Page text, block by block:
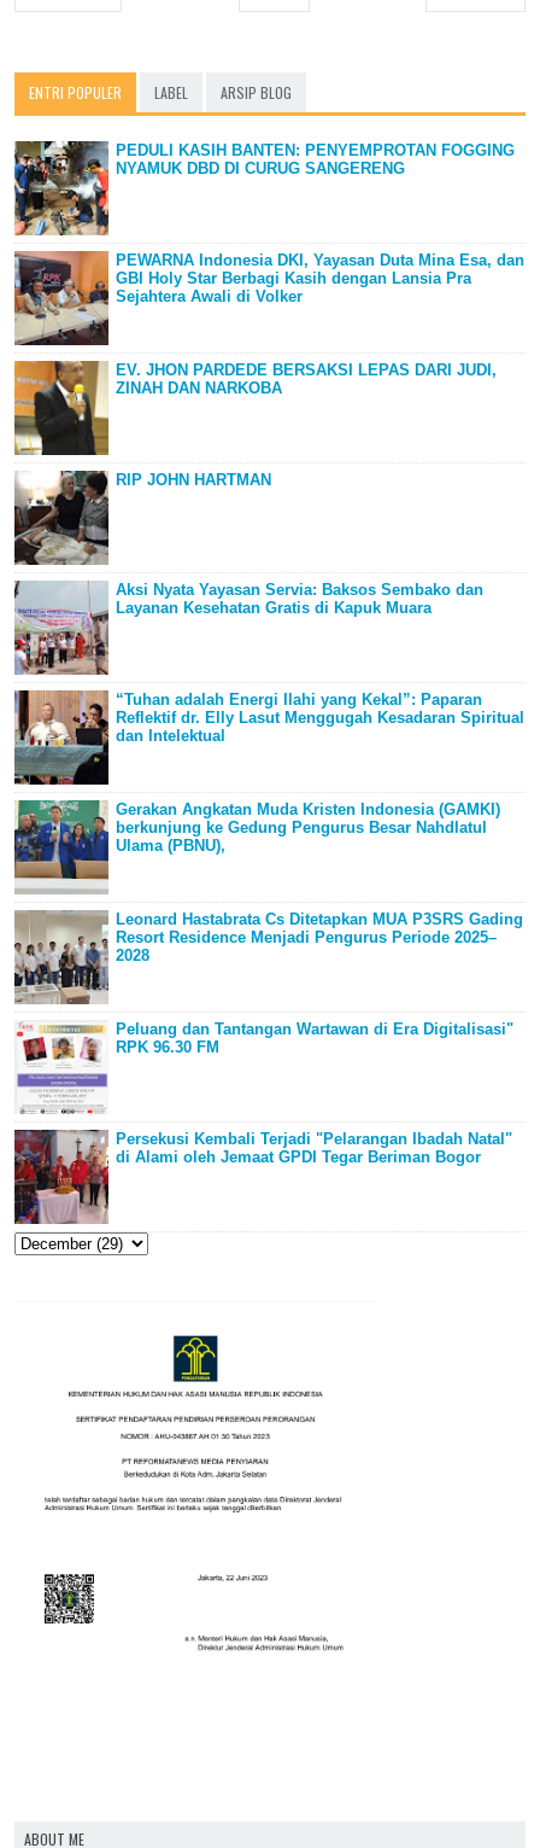
ENTRI POPULER LABEL ARSIP BLOG
PEDULI KASIH BANTEN: PENYEMPROTAN FOGGING
NYAMUK DBD DI CURUG SANGERENG
PEWARNA Indonesia DKI, Yayasan Duta Mina Esa, dan
GBI Holy Star Berbagi Kasih dengan Lansia Pra
Sejahtera Awali di Volker
EV. JHON PARDEDE BERSAKSI LEPAS DARI JUDI,
ZINAH DAN NARKOBA
RIP JOHN HARTMAN
Aksi Nyata Yayasan Servia: Baksos Sembako dan
Layanan Kesehatan Gratis di Kapuk Muara
“Tuhan adalah Energi Ilahi yang Kekal”: Paparan
Reflektif dr. Elly Lasut Menggugah Kesadaran Spiritual
dan Intelektual
Gerakan Angkatan Muda Kristen Indonesia (GAMKI)
berkunjung ke Gedung Pengurus Besar Nahdlatul
Ulama (PBNU),
Leonard Hastabrata Cs Ditetapkan MUA P3SRS Gading
Resort Residence Menjadi Pengurus Periode 2025–
2028
Peluang dan Tantangan Wartawan di Era Digitalisasi"
RPK 96.30 FM
Persekusi Kembali Terjadi "Pelarangan Ibadah Natal"
di Alami oleh Jemaat GPDI Tegar Beriman Bogor
ABOUT ME